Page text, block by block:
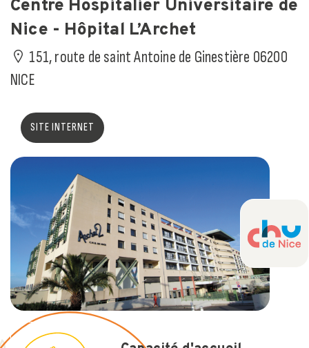
Centre Hospitalier Universitaire de
Nice - Hôpital L’Archet
151, route de saint Antoine de Ginestière 06200
NICE
SITE INTERNET